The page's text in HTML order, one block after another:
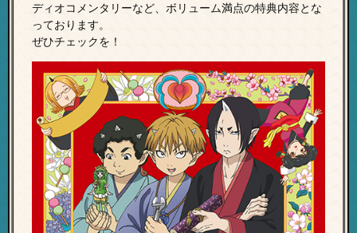
ディオコメンタリーなど、ボリューム満点の特典内容とな
っております。
ぜひチェックを！